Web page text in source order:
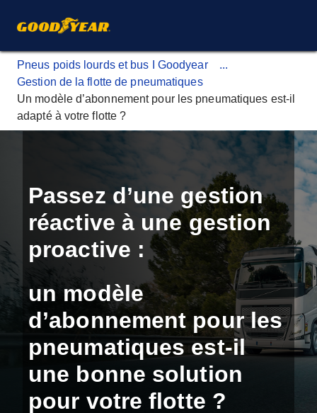
Pneus poids lourds et bus I Goodyear
...
Gestion de la flotte de pneumatiques
Un modèle d’abonnement pour les pneumatiques est-il
adapté à votre flotte ?
Passez d’une gestion
réactive à une gestion
proactive :
un modèle
d’abonnement pour les
pneumatiques est-il
une bonne solution
pour votre flotte ?